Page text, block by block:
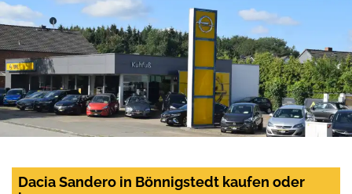
Dacia Sandero in Bönnigstedt kaufen oder